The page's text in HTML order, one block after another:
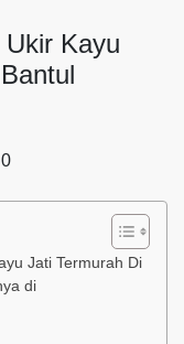
Kayu
0
Jati Termurah Di
di